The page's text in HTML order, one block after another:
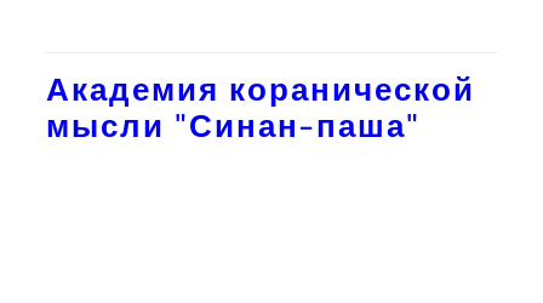
Академия коранической
мысли "Синан-паша"